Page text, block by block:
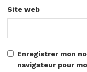
Site web
Enregistrer mon
navigateur pour